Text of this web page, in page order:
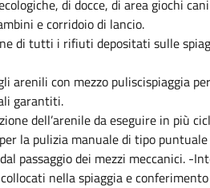
di docce, di area giochi
e corridoio di lancio.
di tutti i rifiuti depositati sulle
arenili con mezzo puliscispiaggia
garantiti.
dell’arenile da eseguire in più
la pulizia manuale di tipo
passaggio dei mezzi meccanici. -
nella spiaggia e